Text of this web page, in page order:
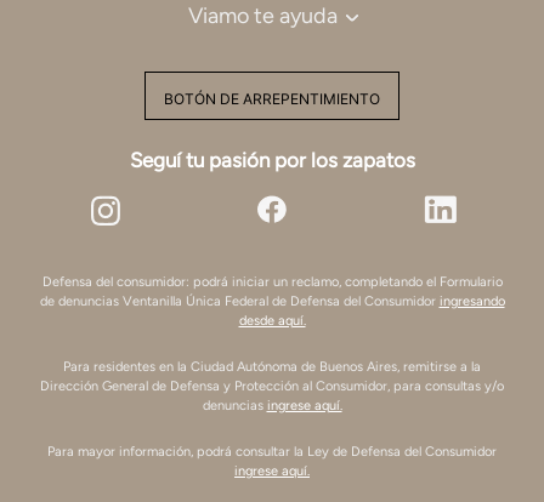
Viamo te ayuda
BOTÓN DE ARREPENTIMIENTO
Seguí tu pasión por los zapatos
Defensa del consumidor: podrá iniciar un reclamo, completando el Formulario
de denuncias Ventanilla Única Federal de Defensa del Consumidor ingresando
desde aquí.
Para residentes en la Ciudad Autónoma de Buenos Aires, remitirse a la
Dirección General de Defensa y Protección al Consumidor, para consultas y/o
denuncias ingrese aquí.
Para mayor información, podrá consultar la Ley de Defensa del Consumidor
ingrese aquí.